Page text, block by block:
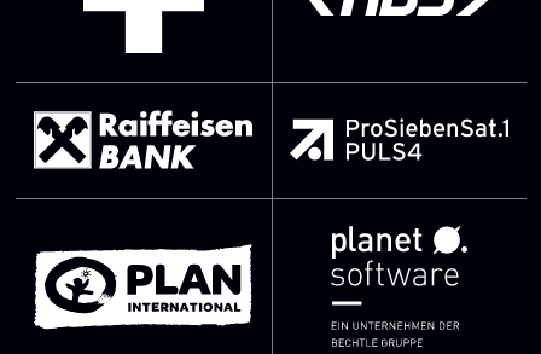
SVG Datei SVG Datei
SVG Datei SVG Datei